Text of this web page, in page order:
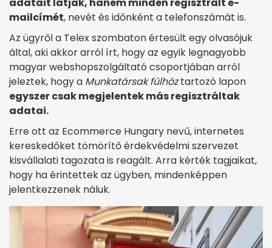
mailcímét, nevét és időnként a telefonszámát is.
Az ügyről a Telex szombaton értesült egy olvasójuk
által, aki akkor arról írt, hogy az egyik legnagyobb
magyar webshopszolgáltató csoportjában arról
jeleztek, hogy a Munkatársak fülhöztartozó lapon
egyszer csak megjelentek más regisztráltak
adatai.
Erre ott az Ecommerce Hungary nevű, internetes
kereskedőket tömörítő érdekvédelmi szervezet
kisvállalati tagozata is reagált. Arra kérték tagjaikat,
hogy ha érintettek az ügyben, mindenképpen
jelentkezzenek náluk.